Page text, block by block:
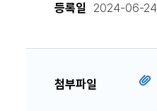
등록일 2024-06-24
첨부파일